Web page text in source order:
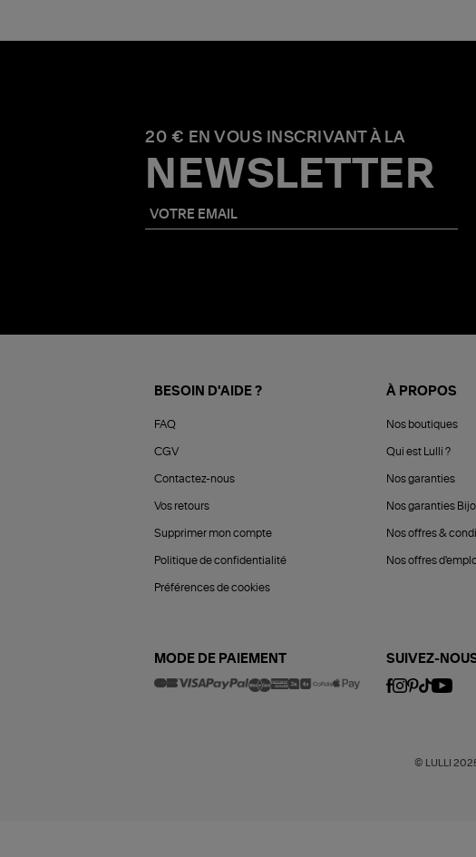
20 € EN VOUS INSCRIVANT À LA
NEWSLETTER
BESOIN D'AIDE ?
FAQ
CGV
Contactez-nous
Vos retours
Supprimer mon compte
Politique de confidentialité
Préférences de cookies
À PROPOS
Nos boutiques
Qui est Lulli ?
Nos garanties
Nos garanties
Nos offres &
Nos offres
MODE DE PAIEMENT SUIVEZ-
© LULLI